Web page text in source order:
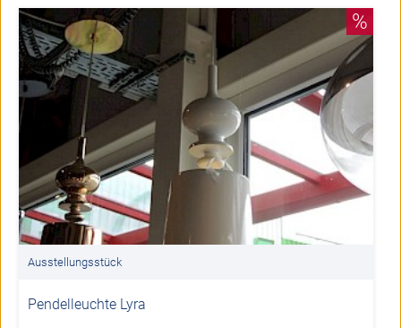
%
Ausstellungsstück
Pendelleuchte Lyra